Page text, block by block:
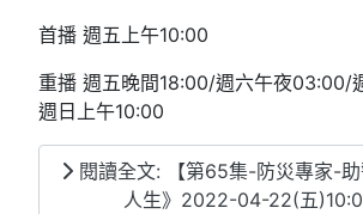
首播 週五上午10:00
重播 週五晚間18:00/週六午夜03:00/
週日上午10:00
閱讀全文: 【第65集-防災專家-助
人生》2022-04-22(五